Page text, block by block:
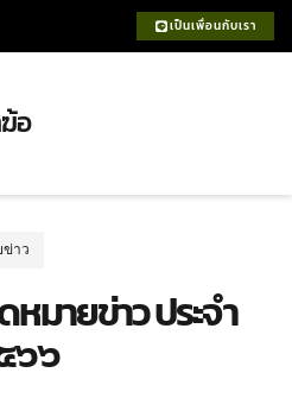
เป็นเพื่อนกับเรา
อ
าว
มายข่าว ประจำ
๖๖